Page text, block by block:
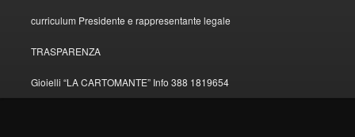
curriculum Presidente e rappresentante legale
TRASPARENZA
Gioielli “LA CARTOMANTE” Info 388 1819654